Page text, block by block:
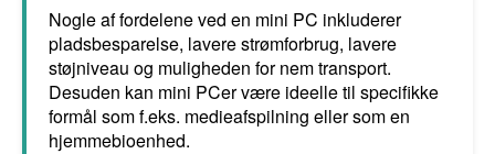
Nogle af fordelene ved en mini PC inkluderer
pladsbesparelse, lavere strømforbrug, lavere
støjniveau og muligheden for nem transport.
Desuden kan mini PCer være ideelle til specifikke
formål som f.eks. medieafspilning eller som en
hjemmebioenhed.